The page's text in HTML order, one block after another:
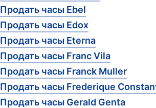
Продать часы Ebel
Продать часы Edox
Продать часы Eterna
Продать часы Franc Vila
Продать часы Franck Muller
Продать часы Frederique
Продать часы Gerald Genta